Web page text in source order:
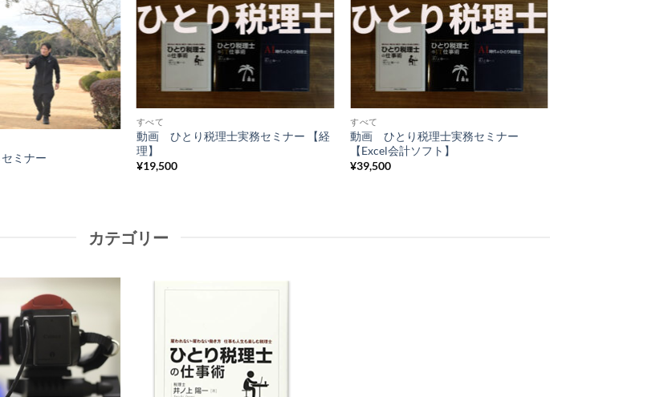
Add to
Wishlist
ミナー
Add to
Wishlist
すべて
動画 ひとり税理士実務セミナー 【経
理】
¥19,500
Add to
Wishlist
すべて
動画 ひとり税理士実務セミナー
【Excel会計ソフト】
¥39,500
カテゴリー